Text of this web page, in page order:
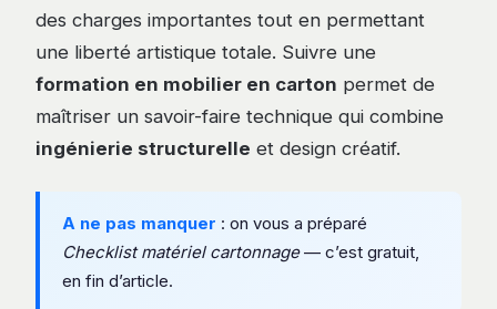
des charges importantes tout en permettant
une liberté artistique totale. Suivre une
formation en mobilier en carton permet de
maîtriser un savoir-faire technique qui combine
ingénierie structurelle et design créatif.
A ne pas manquer : on vous a préparé
Checklist matériel cartonnage— c’est gratuit,
en fin d’article.